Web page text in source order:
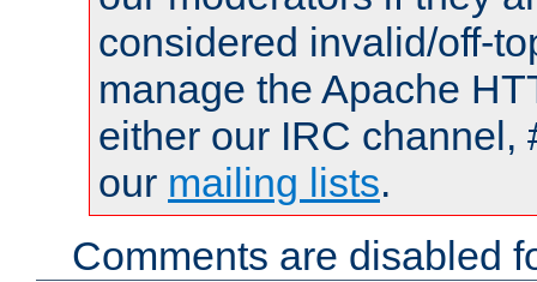
considered invalid/off-
manage the Apache
either our IRC channel,
our mailing lists.
Comments are disabled